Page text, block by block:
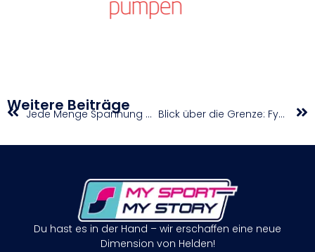
Weitere Beiträge Jede Menge Spannung am ersten Wochenende der Division 1 Blick über die Grenze: Fynn Schott zeigt in Paris groß auf
Du hast es in der Hand – wir erschaffen eine neue
Dimension von Helden!